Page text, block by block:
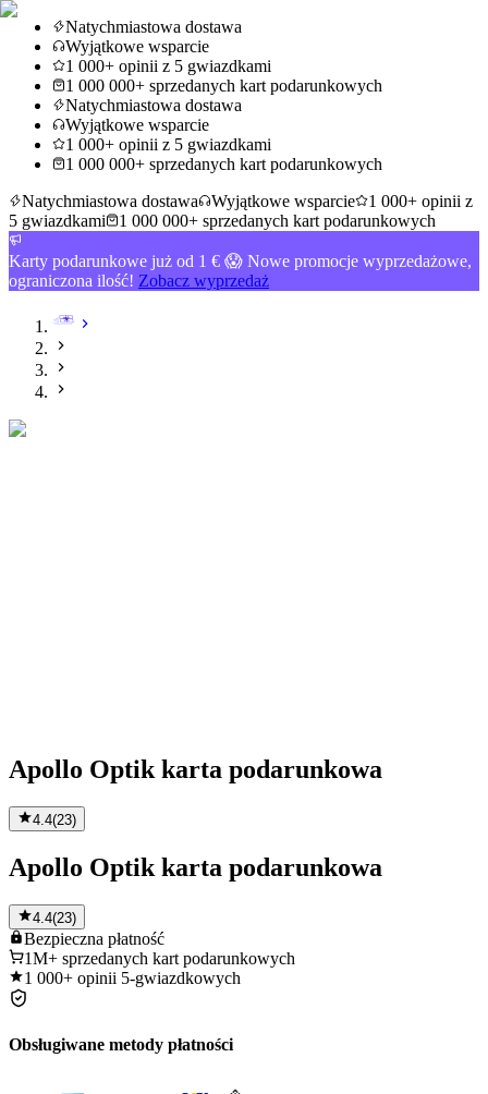
Natychmiastowa dostawa
Wyjątkowe wsparcie
1 000+ opinii z 5 gwiazdkami
1 000 000+ sprzedanych kart podarunkowych
Natychmiastowa dostawa
Wyjątkowe wsparcie
1 000+ opinii z 5 gwiazdkami
1 000 000+ sprzedanych kart podarunkowych
Natychmiastowa dostawa
Wyjątkowe wsparcie
1 000+ opinii z
5 gwiazdkami
1 000 000+ sprzedanych kart podarunkowych
Karty podarunkowe już od 1 € 😱 Nowe promocje wyprzedażowe,
ograniczona ilość! Zobacz wyprzedaż
Apollo Optik karta podarunkowa
4.4(23)
Apollo Optik karta podarunkowa
4.4(23)
Bezpieczna płatność
1M+ sprzedanych kart podarunkowych
1 000+ opinii 5-gwiazdkowych
Obsługiwane metody płatności